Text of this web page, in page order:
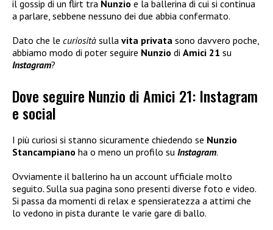
il gossip di un flirt tra Nunzio e la ballerina di cui si continua
a parlare, sebbene nessuno dei due abbia confermato.
Dato che le curiosità sulla vita privata sono davvero poche,
abbiamo modo di poter seguire Nunzio di Amici 21 su
Instagram?
Dove seguire Nunzio di Amici 21: Instagram
e social
I più curiosi si stanno sicuramente chiedendo se Nunzio
Stancampiano ha o meno un profilo su Instagram.
Ovviamente il ballerino ha un account ufficiale molto
seguito.Sulla sua pagina sono presenti diverse foto e video.
Si passa da momenti di relax e spensieratezza a attimi che
lo vedono in pista durante le varie gare di ballo.